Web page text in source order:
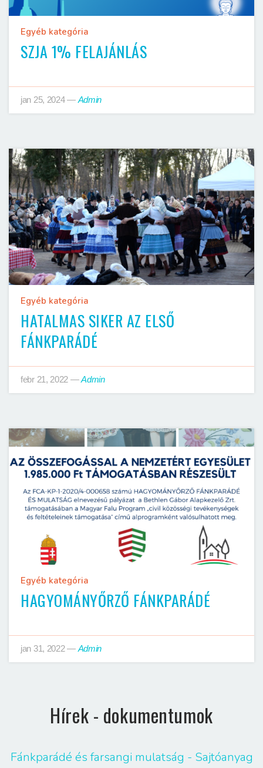
Egyéb kategória
SZJA 1% FELAJÁNLÁS
jan 25, 2024 — Admin
Egyéb kategória
HATALMAS SIKER AZ ELSŐ
FÁNKPARÁDÉ
febr 21, 2022 —Admin
Egyéb kategória
HAGYOMÁNYŐRZŐ FÁNKPARÁDÉ
jan 31, 2022 — Admin
Hírek - dokumentumok
Fánkparádé és farsangi mulatság - Sajtóanyag